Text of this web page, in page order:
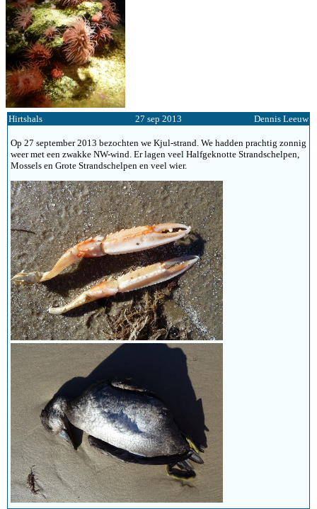
Hirtshals 27 sep 2013 Dennis Leeuw
Op 27 september 2013 bezochten we Kjul-strand. We hadden prachtig zonnig
weer met een zwakke NW-wind. Er lagen veel Halfgeknotte Strandschelpen,
Mossels en Grote Strandschelpen en veel wier.